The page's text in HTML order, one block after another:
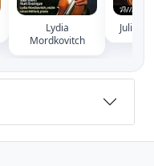
Lydia
Mordkovitch
Julia